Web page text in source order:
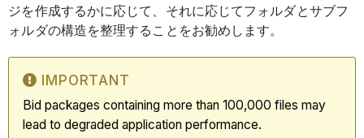
ジを作成するかに応じて、それに応じてフォルダとサブフ
ォルダの構造を整理することをお勧めします。
IMPORTANT
Bid packages containing more than 100,000 files may
lead to degraded application performance.